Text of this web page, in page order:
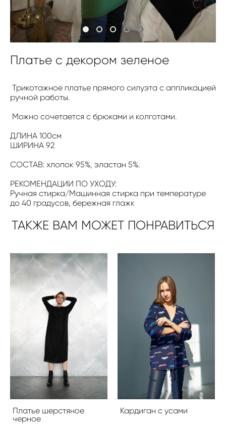
Платье с декором зеленое
Трикотажное платье прямого силуэта с аппликацией
ручной работы.
Можно сочетается с брюками и колготами.
ДЛИНА 100см
ШИРИНА 92
СОСТАВ: хлопок 95%, эластан 5%.
РЕКОМЕНДАЦИИ ПО УХОДУ:
Ручная стирка/Машинная стирка при температуре
до 40 градусов, бережная глажк
ТАКЖЕ ВАМ МОЖЕТ ПОНРАВИТЬСЯ
Платье шерстяное
черное
Кардиган с усами